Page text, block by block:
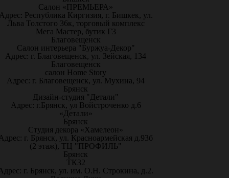
Салон «ПРЕМЬЕРА»
Республика Киргизия, г. Бишкек, ул.
Льва Толстого 36к, торговый комплекс
Мега Мастер, бутик Г3
Благовещенск
Салон интерьера "Буржуа-Декор"
Адрес: г. Благовещенск, ул. Зейская, 134
Благовещенск
салон Home Story
Адрес: г. Благовещенск, ул. Мухина, 94
Брянск
Дизайн-студия "Детали"
Адрес: г.Брянск, ул Войстроченко д.6
«Детали»
Брянск
Студия декора «Хамелеон»
г. Брянск, ул. Красноармейская д.93б
(2 этаж), ТЦ "ПРОФИЛЬ"
Брянск
ТК32
г. Брянск, ул. им. О.Н. Строкина, д.2.